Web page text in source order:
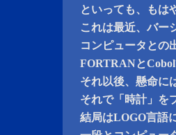
といっても、もは
これは最近、バー
コンピュータとの
FORTRANと
それ以後、懸命に
それで「時計」を
結局はLOGO言語